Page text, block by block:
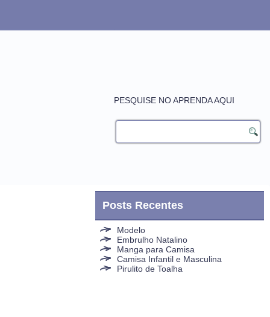
PESQUISE NO APRENDA AQUI
Posts Recentes
Modelo
Embrulho Natalino
Manga para Camisa
Camisa Infantil e Masculina
Pirulito de Toalha